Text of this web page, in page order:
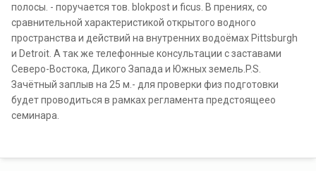
полосы. - поручается тов. blokpost и ficus. В прениях, со
сравнительной характеристикой открытого водного
пространства и действий на внутренних водоёмах Pittsburgh
и Detroit. А так же телефонные консультации с заставами
Северо-Востока, Дикого Запада и Южных земель.P.S.
Зачётный заплыв на 25 м.- для проверки физ подготовки
будет проводиться в рамках регламента предстоящеео
семинара.